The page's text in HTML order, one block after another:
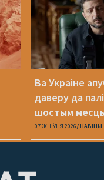
Ва Украіне
даверу да
шостым
07 ЖНІЎНЯ 2026 НАВІНЫ